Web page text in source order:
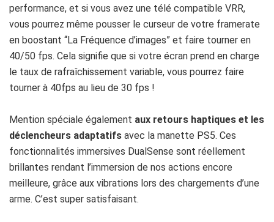
performance, et si vous avez une télé compatible VRR,
vous pourrez même pousser le curseur de votre framerate
en boostant “La Fréquence d’images” et faire tourner en
40/50 fps. Cela signifie que si votre écran prend en charge
le taux de rafraîchissement variable, vous pourrez faire
tourner à 40fps au lieu de 30 fps !
Mention spéciale également aux retours haptiques et les
déclencheurs adaptatifs avec la manette PS5. Ces
fonctionnalités immersives DualSense sont réellement
brillantes rendant l’immersion de nos actions encore
meilleure, grâce aux vibrations lors des chargements d’une
arme. C’est super satisfaisant.